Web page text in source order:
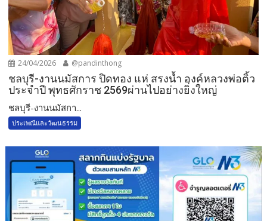
24/04/2026 @pandinthong
ชลบุรี-งานนมัสการ ปิดทอง แห่ สรงน้ำ องค์หลวงพ่อติ้ว
ประจำปี พุทธศักราช 2569ผ่านไปอย่างยิ่งใหญ่
ชลบุรี-งานนมัสกา...
ประเพณีและวัฒนธรรม